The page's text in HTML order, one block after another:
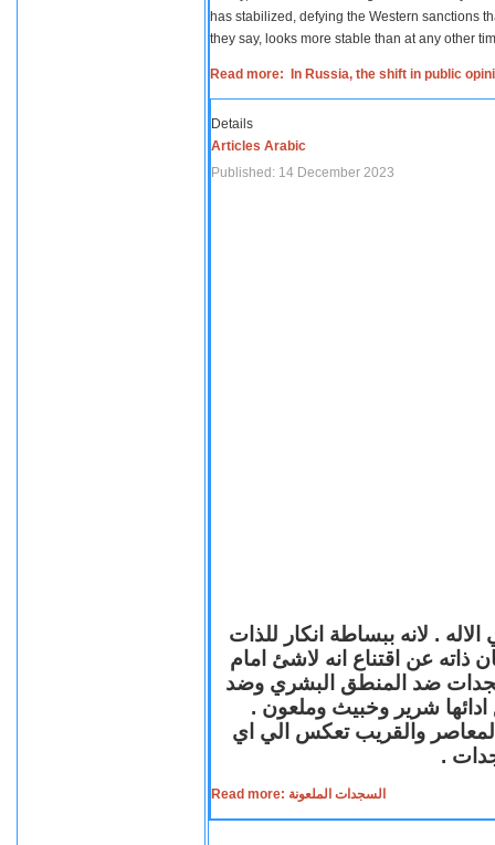
has stabilized, defying the Western sanctions
they say, looks more stable than at any other
Read more: In Russia, the shift in public
Details
Articles Arabic
Published: 14 December 2023
. لانه ببساطة انكار للذات
ذاته عن اقتناع انه لاشئ امام
ضد المنطق البشري وضد
ادائها شرير وخبيث وملعون .
المعاصر والقريب تعكس الي اي
.
Read more: السجدات الملعونة